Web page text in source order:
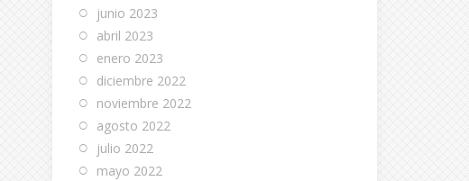
junio 2023
abril 2023
enero 2023
diciembre 2022
noviembre 2022
agosto 2022
julio 2022
mayo 2022